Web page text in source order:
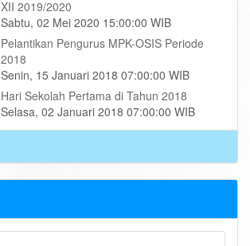
XII 2019/2020
Sabtu, 02 Mei 2020 15:00:00 WIB
Pelantikan Pengurus MPK-OSIS Periode
2018
Senin, 15 Januari 2018 07:00:00 WIB
Hari Sekolah Pertama di Tahun 2018
Selasa, 02 Januari 2018 07:00:00 WIB